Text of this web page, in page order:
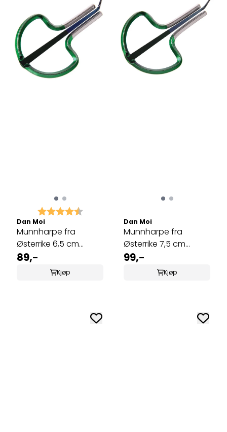
Karakter: 4.2 av 5 mulige
Dan Moi
Munnharpe fra
Østerrike 6,5 cm
Grønn, MMO-965G
89,-
Kjøp
Dan Moi
Munnharpe fra
Østerrike 7,5 cm
Grønn, MMO-975G
99,-
Kjøp